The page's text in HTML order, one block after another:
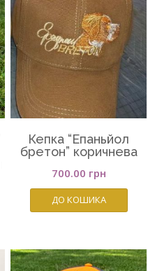
Кепка “Епаньйол
бретон” коричнева
700.00 грн
ДО КОШИКА